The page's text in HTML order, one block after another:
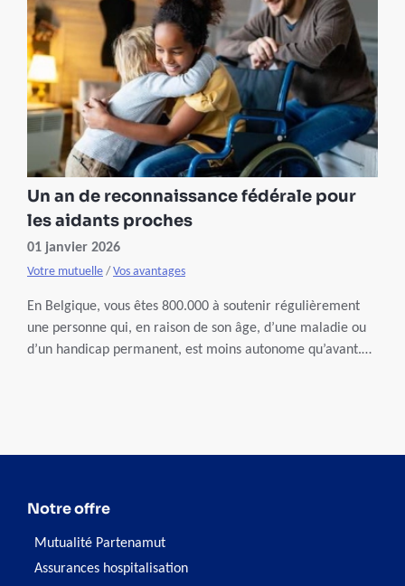
Un an de reconnaissance fédérale pour
les aidants proches
01 janvier 2026
Votre mutuelle / Vos avantages
En Belgique, vous êtes 800.000 à soutenir régulièrement
une personne qui, en raison de son âge, d’une maladie ou
d’un handicap permanent, est moins autonome qu’avant.
Notre offre
Mutualité Partenamut
Assurances hospitalisation